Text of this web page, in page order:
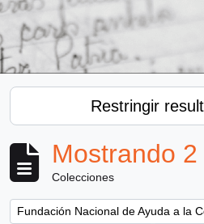
Restringir
Mostrando
Colecciones
Remove filter: